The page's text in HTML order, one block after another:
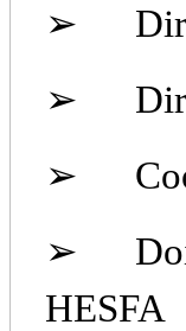
➢
➢
➢
➢ Dois
HESFA